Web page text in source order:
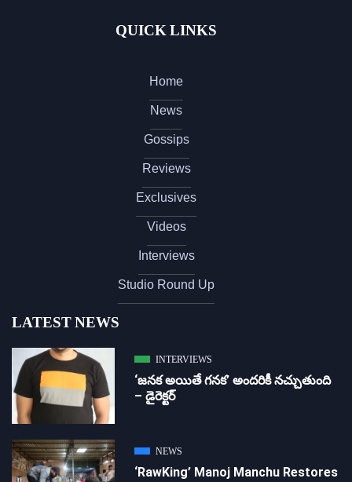
QUICK LINKS
Home
News
Gossips
Reviews
Exclusives
Videos
Interviews
Studio Round Up
LATEST NEWS
INTERVIEWS
‘జ‌న‌క అయితే గ‌న‌క‌’ అందరికీ నచ్చుతుంది
– డైరెక్ట‌ర్
NEWS
‘RawKing’ Manoj Manchu Restores